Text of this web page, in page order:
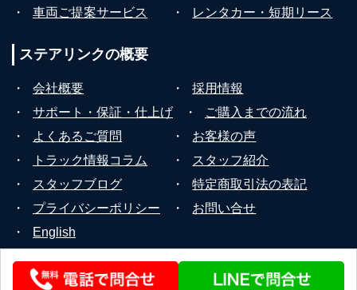
・
車両ご提案サービス ・ レンタカー・短期リース
ステアリンクの概要
・ 会社概要 ・
採用情報
・
サポート・保証・仕上げ ・
ご購入までの流れ
・
よくあるご質問 ・
お客様の声
・
トラック情報コラム ・
スタッフ紹介
・
スタッフブログ ・
特定商取引法の表記
・
プライバシーポリシー ・
お問い合せ
・
English
© 2026 STEERLINK Co.,Ltd